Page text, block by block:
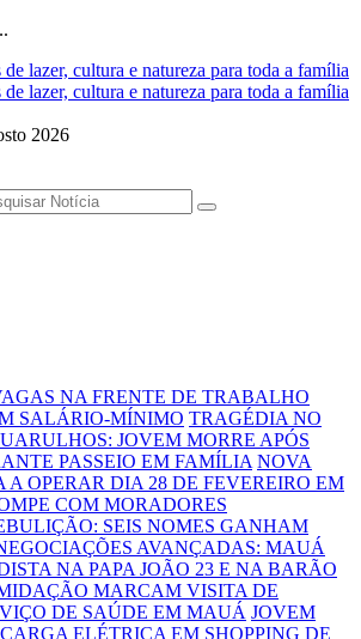
2026
NA FRENTE DE TRABALHO
SALÁRIO-MÍNIMO TRAGÉDIA NO
JOVEM MORRE APÓS
PASSEIO EM FAMÍLIA NOVA
A OPERAR DIA 28 DE FEVEREIRO EM
COM MORADORES
SEIS NOMES GANHAM
AVANÇADAS: MAUÁ
NA PAPA JOÃO 23 E NA BARÃO
MARCAM VISITA DE
DE SAÚDE EM MAUÁ JOVEM
ELÉTRICA EM SHOPPING DE